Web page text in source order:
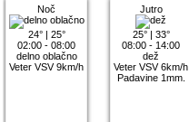
Noč
24°| 25°
02:00 - 08:00
delno oblačno
Veter VSV 9km/h
Jutro
25°| 33°
08:00 - 14:00
dež
Veter VSV 6km/h
Padavine 1mm.